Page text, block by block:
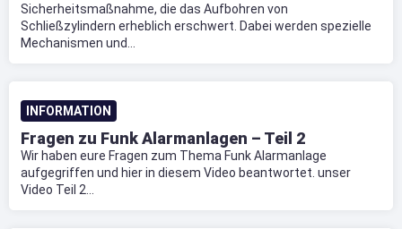
Sicherheitsmaßnahme, die das Aufbohren von
Schließzylindern erheblich erschwert. Dabei werden spezielle
Mechanismen und...
INFORMATION
Fragen zu Funk Alarmanlagen – Teil 2
Wir haben eure Fragen zum Thema Funk Alarmanlage
aufgegriffen und hier in diesem Video beantwortet. unser
Video Teil 2...